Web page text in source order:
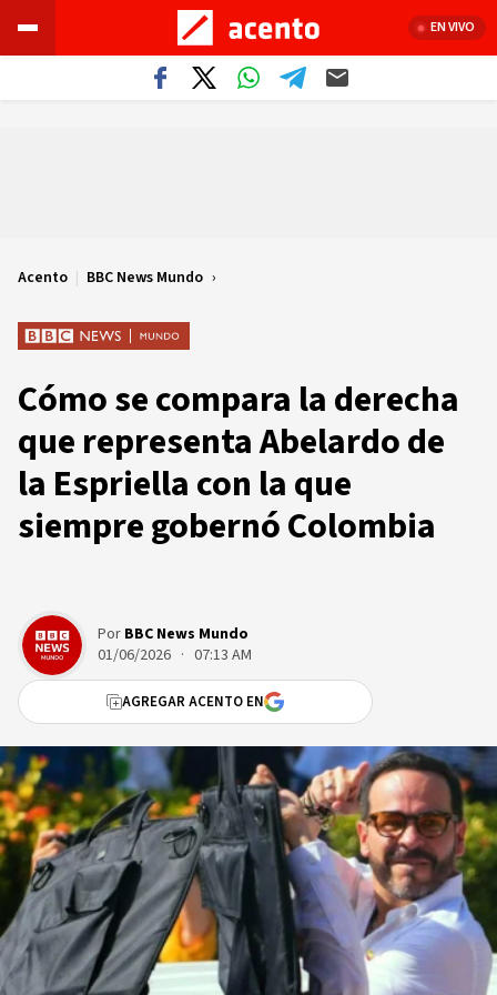
EN VIVO
Acento | BBC News Mundo
Cómo se compara la derecha
que representa Abelardo de
la Espriella con la que
siempre gobernó Colombia
Por BBC News Mundo
01/06/2026 · 07:13 AM
AGREGAR ACENTO EN